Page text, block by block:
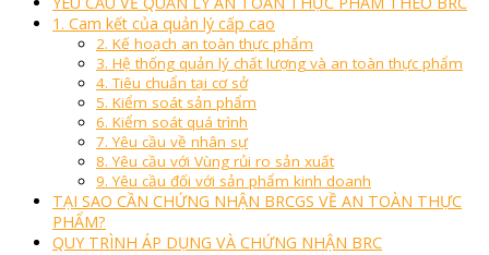
1. Cam kết của quản lý cấp cao
2. Kế hoạch an toàn thực phẩm
3. Hệ thống quản lý chất lượng và an toàn thực phẩm
4. Tiêu chuẩn tại cơ sở
5. Kiểm soát sản phẩm
6. Kiểm soát quá trình
7. Yêu cầu về nhân sự
8. Yêu cầu với Vùng rủi ro sản xuất
9. Yêu cầu đối với sản phẩm kinh doanh
TẠI SAO CẦN CHỨNG NHẬN BRCGS VỀ AN TOÀN THỰC
PHẨM?
QUY TRÌNH ÁP DỤNG VÀ CHỨNG NHẬN BRC